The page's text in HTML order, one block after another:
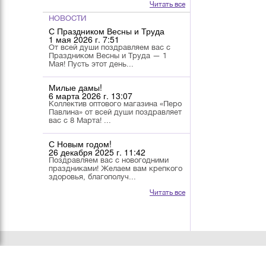
Читать все
НОВОСТИ
С Праздником Весны и Труда
1 мая 2026 г. 7:51
От всей души поздравляем вас с
Праздником Весны и Труда — 1
Мая! Пусть этот день...
Милые дамы!
6 марта 2026 г. 13:07
Коллектив оптового магазина «Перо
Павлина» от всей души поздравляет
вас с 8 Марта! ...
С Новым годом!
26 декабря 2025 г. 11:42
Поздравляем вас с новогодними
праздниками! Желаем вам крепкого
здоровья, благополуч...
Читать все